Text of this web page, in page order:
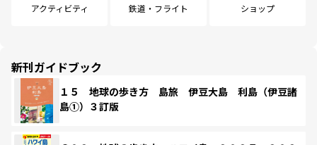
アクティビティ 鉄道・フライト ショップ
新刊ガイドブック
１５ 地球の歩き方 島旅 伊豆大島 利島（伊豆諸
島①）３訂版